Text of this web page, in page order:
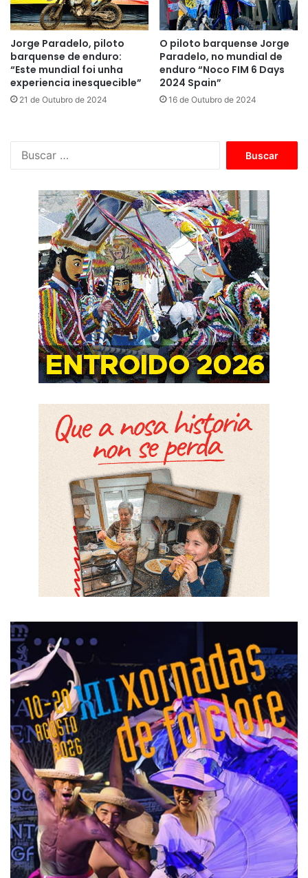
Jorge Paradelo, piloto
barquense de enduro:
“Este mundial foi unha
experiencia inesquecible”
21 de Outubro de 2024
O piloto barquense Jorge
Paradelo, no mundial de
enduro “Noco FIM 6 Days
2024 Spain”
16 de Outubro de 2024
c
a
r
: